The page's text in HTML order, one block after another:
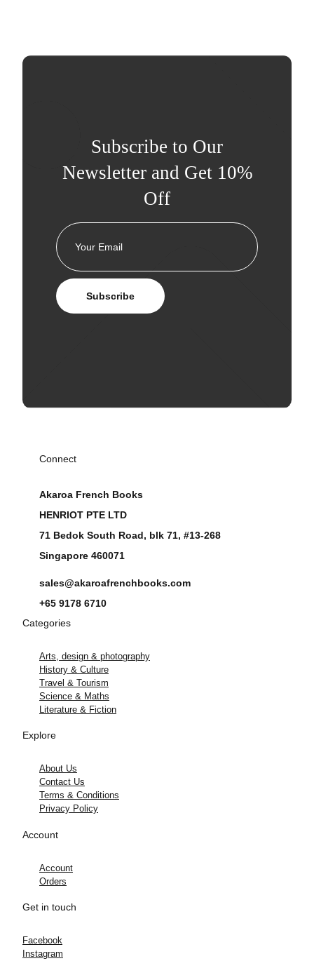
Subscribe to Our
Newsletter and Get 10%
Off
Subscribe
Connect
Akaroa French Books
HENRIOT PTE LTD
71 Bedok South Road, blk 71, #13-268
Singapore 460071
sales@akaroafrenchbooks.com
+65 9178 6710
Categories
Arts, design & photography
History & Culture
Travel & Tourism
Science & Maths
Literature & Fiction
Explore
About Us
Contact Us
Terms & Conditions
Privacy Policy
Account
Account
Orders
Get in touch
Facebook
Instagram